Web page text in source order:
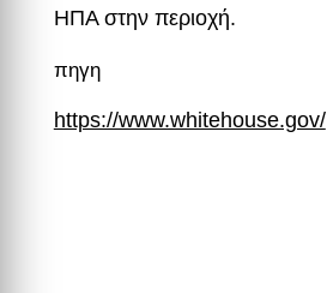
ΗΠΑ στην περιοχή.
πηγη
https://www.whitehouse.gov/